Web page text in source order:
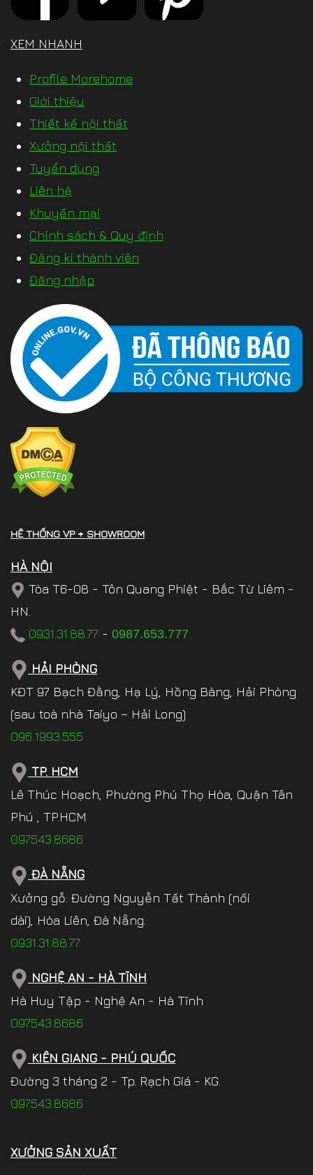
XEM NHANH
Profile Morehome
Giới thiệu
Thiết kế nội thất
Xưởng nội thất
Tuyển dụng
Liên hệ
Khuyến mại
Chính sách & Quy định
Đăng kí thành viên
Đăng nhập
HỆ THỐNG VP + SHOWROOM
HÀ NỘI
Tòa T6-08 - Tôn Quang Phiệt - Bắc Từ Liêm -
HN.
0931.31.88.77 - 0987.653.777
HẢI PHÒNG
KĐT 97 Bạch Đằng, Hạ Lý, Hồng Bàng, Hải Phòng
(sau toà nhà Taiyo – Hải Long)
096.1993.555
TP. HCM
Lê Thúc Hoạch, Phường Phú Thọ Hòa, Quận Tân
Phú , TP.HCM
097.543.8686
ĐÀ NẴNG
Xưởng gỗ: Đường Nguyễn Tất Thành (nối
dài), Hòa Liên, Đà Nẵng.
0931.31.88.77
NGHỆ AN - HÀ TĨNH
Hà Huy Tập - Nghệ An - Hà Tĩnh
097.543.8686
KIÊN GIANG - PHÚ QUỐC
Đường 3 tháng 2 - Tp. Rạch Giá - KG.
097.543.8686
XƯỞNG SẢN XUẤT